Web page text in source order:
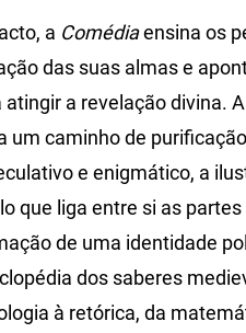
a Comédiaensina os
das suas almas e
atingir a revelação divina.
um caminho de
e enigmático, a
que liga entre si as
de uma identidade
dos saberes
à retórica, da